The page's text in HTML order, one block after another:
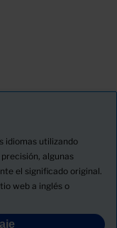
idiomas utilizando
algunas
el significado original.
web a inglés o